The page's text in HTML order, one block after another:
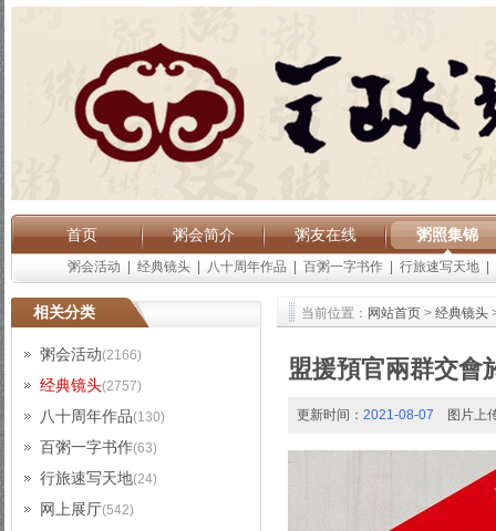
首页 粥会简介 粥友在线 粥照集锦
粥会活动 经典镜头 八十周年作品 百粥一字书作 行旅速写天地
相关分类
粥会活动(2166)
经典镜头(2757)
八十周年作品(130)
百粥一字书作(63)
行旅速写天地(24)
网上展厅(542)
当前位置： 网站首页 > 经典镜头
盟援預官兩群交會
更新时间： 2021-08-07 图片上